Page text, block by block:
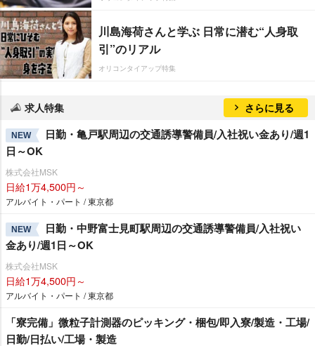
川島海荷さんと学ぶ 日常に潜む“人身取
引”のリアル
オリコンタイアップ特集
求人特集 さらに見る
NEW
日勤・亀戸駅周辺の交通誘導警備員/入社祝い金あり/週1
日～OK
株式会社MSK
日給1万4,500円～
アルバイト・パート / 東京都
NEW
日勤・中野富士見町駅周辺の交通誘導警備員/入社祝い
金あり/週1日～OK
株式会社MSK
日給1万4,500円～
アルバイト・パート / 東京都
「寮完備」微粒子計測器のピッキング・梱包/即入寮/製造・工場/
日勤/日払い/工場・製造